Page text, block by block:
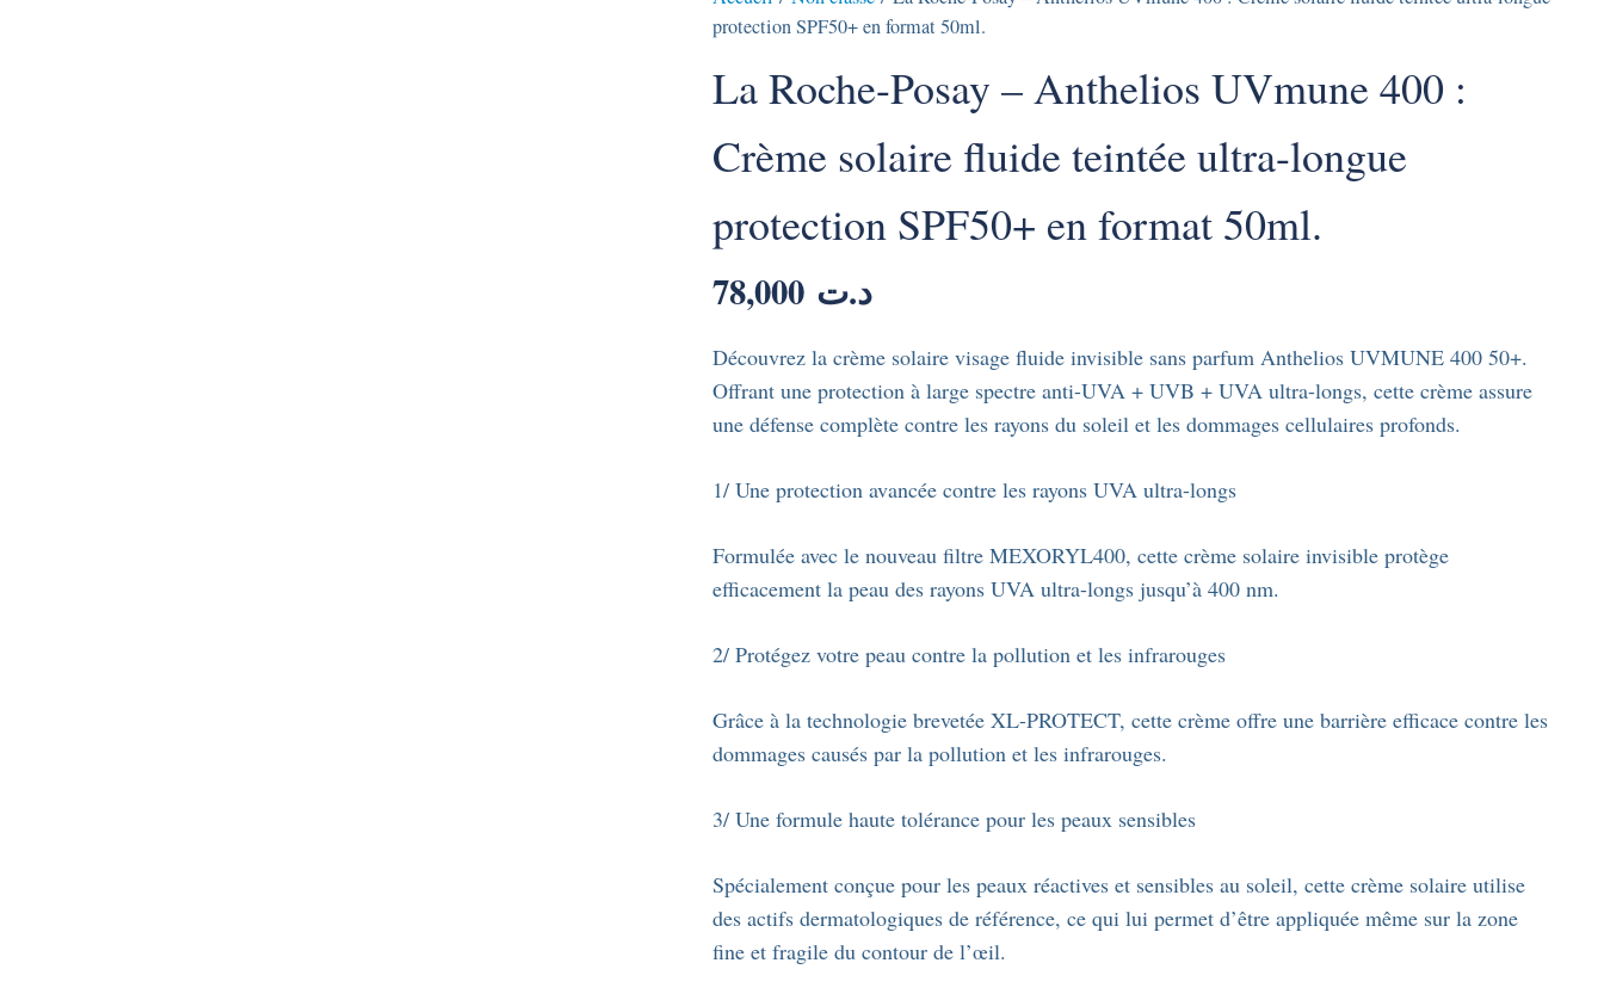
protection SPF50+ en format 50ml.
La Roche-Posay – Anthelios UVmune 400 :
Crème solaire fluide teintée ultra-longue
protection SPF50+ en format 50ml.
د.ت 78,000
Découvrez la crème solaire visage fluide invisible sans parfum Anthelios UVMUNE 400 50+.
Offrant une protection à large spectre anti-UVA + UVB + UVA ultra-longs, cette crème assure
une défense complète contre les rayons du soleil et les dommages cellulaires profonds.
1/ Une protection avancée contre les rayons UVA ultra-longs
Formulée avec le nouveau filtre MEXORYL400, cette crème solaire invisible protège
efficacement la peau des rayons UVA ultra-longs jusqu’à 400 nm.
2/ Protégez votre peau contre la pollution et les infrarouges
Grâce à la technologie brevetée XL-PROTECT, cette crème offre une barrière efficace contre les
dommages causés par la pollution et les infrarouges.
3/ Une formule haute tolérance pour les peaux sensibles
Spécialement conçue pour les peaux réactives et sensibles au soleil, cette crème solaire utilise
des actifs dermatologiques de référence, ce qui lui permet d’être appliquée même sur la zone
fine et fragile du contour de l’œil.